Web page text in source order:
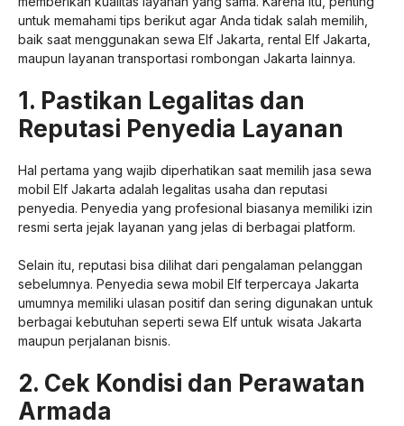
untuk memahami tips berikut agar Anda tidak salah memilih,
baik saat menggunakan sewa Elf Jakarta, rental Elf Jakarta,
maupun layanan transportasi rombongan Jakarta lainnya.
1. Pastikan Legalitas dan
Reputasi Penyedia Layanan
Hal pertama yang wajib diperhatikan saat memilih jasa sewa
mobil Elf Jakarta adalah legalitas usaha dan reputasi
penyedia. Penyedia yang profesional biasanya memiliki izin
resmi serta jejak layanan yang jelas di berbagai platform.
Selain itu, reputasi bisa dilihat dari pengalaman pelanggan
sebelumnya. Penyedia sewa mobil Elf terpercaya Jakarta
umumnya memiliki ulasan positif dan sering digunakan untuk
berbagai kebutuhan seperti sewa Elf untuk wisata Jakarta
maupun perjalanan bisnis.
2. Cek Kondisi dan Perawatan
Armada